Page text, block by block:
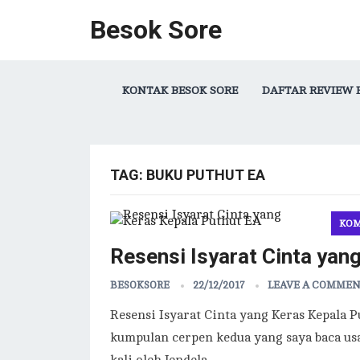
Besok Sore
KONTAK BESOK SORE DAFTAR REVIEW
TAG: BUKU PUTHUT EA
Resensi Isyarat Cinta
BESOKSORE 22/12/2017 LEAVE A
Resensi Isyarat Cinta yang Keras Kepala
kumpulan cerpen kedua yang saya baca